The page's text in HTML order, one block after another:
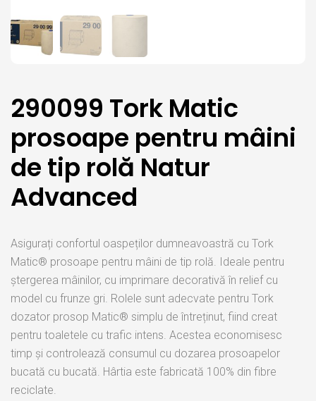
290099 Tork Matic
prosoape pentru mâini
de tip rolă Natur
Advanced
Asigurați confortul oaspeților dumneavoastră cu Tork
Matic® prosoape pentru mâini de tip rolă. Ideale pentru
ștergerea mâinilor, cu imprimare decorativă în relief cu
model cu frunze gri. Rolele sunt adecvate pentru Tork
dozator prosop Matic® simplu de întreținut, fiind creat
pentru toaletele cu trafic intens. Acestea economisesc
timp și controlează consumul cu dozarea prosoapelor
bucată cu bucată. Hârtia este fabricată 100% din fibre
reciclate.